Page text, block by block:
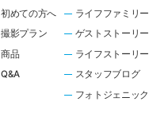
初めての方へ
撮影プラン
商品
Q&A
ライフファミリー
ゲストストーリー
ライフストーリー
スタッフブログ
フォトジェニック